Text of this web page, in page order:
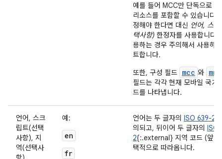
예를 들어 MCC만 단독으로
리소스를 포함할 수 있습니다.
정해야 한다면 대신 언어, 스
택사항) 한정자를 사용합니다.
용하는 경우 주의해서 사용하
트합니다.
또한, 구성 필드 mcc 와 mnc
필드는 각각 현재 모바일 국가
드를 나타냅니다.
언어, 스크
립트(선택
사항), 지
역(선택사
예:
en
fr
언어는 두 글자의 ISO 639-2
의되고, 뒤이어 두 글자의 ISO
2{:.external} 지역 코드 (앞
택적으로 따라옵니다.